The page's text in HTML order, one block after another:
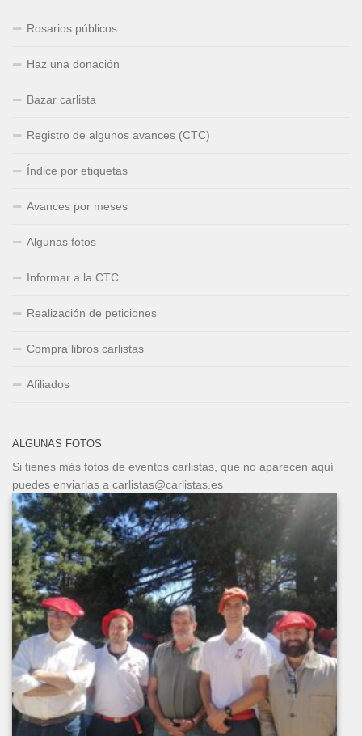
Rosarios públicos
Haz una donación
Bazar carlista
Registro de algunos avances (CTC)
Índice por etiquetas
Avances por meses
Algunas fotos
Informar a la CTC
Realización de peticiones
Compra libros carlistas
Afiliados
ALGUNAS FOTOS
Si tienes más fotos de eventos carlistas, que no aparecen aquí
puedes enviarlas a carlistas@carlistas.es